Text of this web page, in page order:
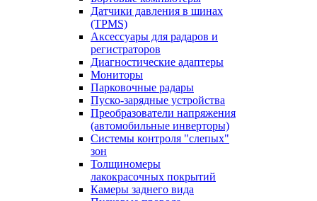
Датчики давления в шинах
(TPMS)
Аксессуары для радаров и
регистраторов
Диагностические адаптеры
Мониторы
Парковочные радары
Пуско-зарядные устройства
Преобразователи напряжения
(автомобильные инверторы)
Системы контроля "слепых"
зон
Толщиномеры
лакокрасочных покрытий
Камеры заднего вида